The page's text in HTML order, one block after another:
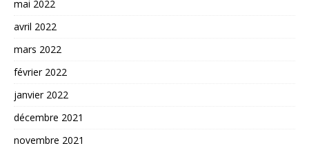
mai 2022
avril 2022
mars 2022
février 2022
janvier 2022
décembre 2021
novembre 2021